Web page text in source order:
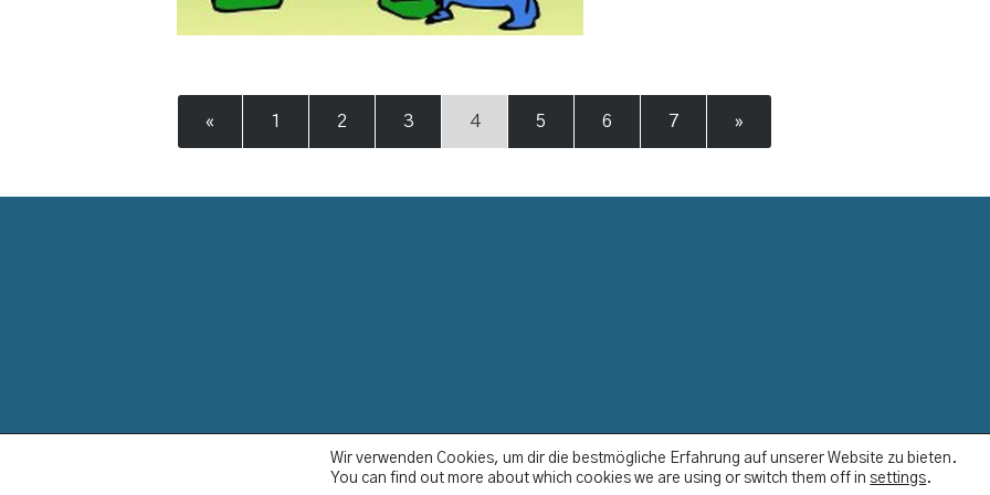
« 1 2 3 4 5 6 7 »
Wir verwenden Cookies, um dir die bestmögliche Erfahrung auf unserer Website zu bieten.
You can find out more about which cookies we are using or switch them off insettings.